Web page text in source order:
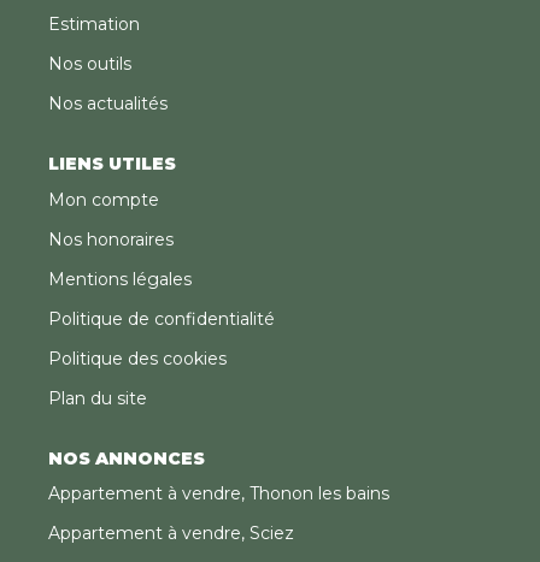
Estimation
Nos outils
Nos actualités
LIENS UTILES
Mon compte
Nos honoraires
Mentions légales
Politique de confidentialité
Politique des cookies
Plan du site
NOS ANNONCES
Appartement à vendre, Thonon les bains
Appartement à vendre, Sciez